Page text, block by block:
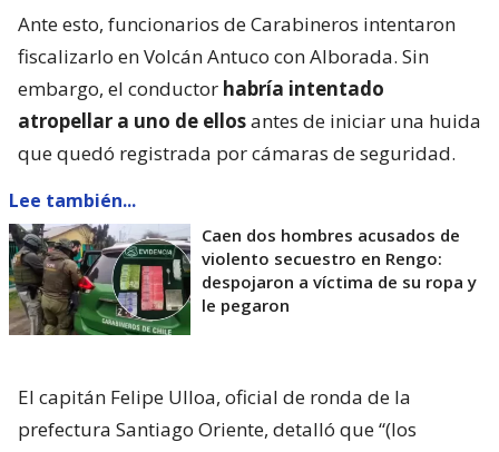
Ante esto, funcionarios de Carabineros intentaron
fiscalizarlo en Volcán Antuco con Alborada. Sin
embargo, el conductor habría intentado
atropellar a uno de ellosantes de iniciar una huida
que quedó registrada por cámaras de seguridad.
Lee también...
Caen dos hombres acusados de
violento secuestro en Rengo:
despojaron a víctima de su ropa y
le pegaron
El capitán Felipe Ulloa, oficial de ronda de la
prefectura Santiago Oriente, detalló que “(los